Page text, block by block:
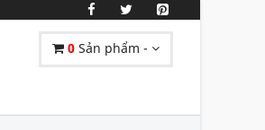
0 Sản phẩm -